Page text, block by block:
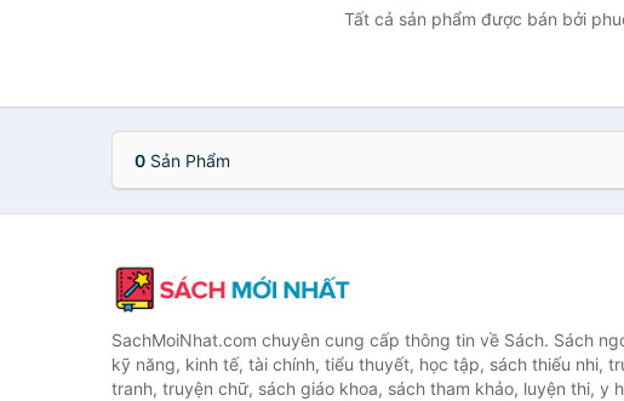
Tất cả sản phẩm được bán bởi
0 Sản Phẩm
SachMoiNhat.com chuyên cung cấp thông tin về Sách. Sách
kỹ năng, kinh tế, tài chính, tiểu thuyết, học tập, sách thiếu nhi,
tranh, truyện chữ, sách giáo khoa, sách tham khảo, luyện thi, y